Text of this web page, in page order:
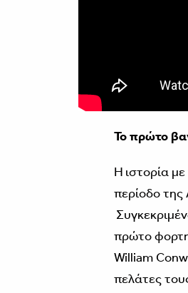
Το πρώτο
Η ιστορία
περίοδο
πρώτο
William
πελάτες